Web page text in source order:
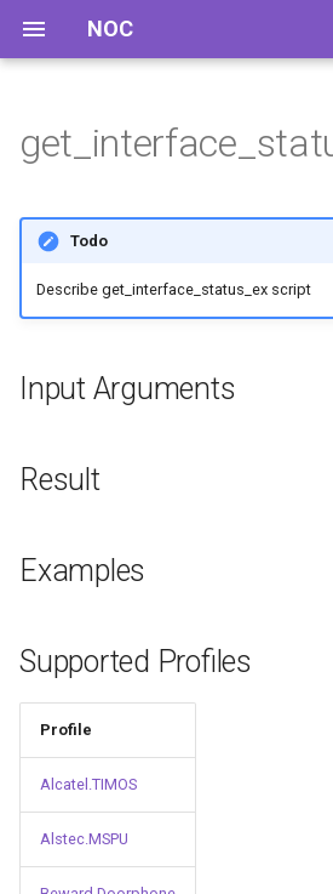
NOC
и
а
и
п
а
Input Arguments
Result
Examples
Used in
Todo
Describe get_interface_status_ex script
Input Arguments
Result
Examples
Supported Profiles
Profile
Alcatel.TIMOS
Alstec.MSPU